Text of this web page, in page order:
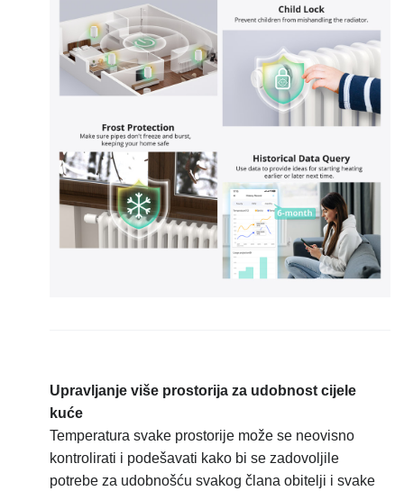
Upravljanje više prostorija za udobnost cijele
kuće
Temperatura svake prostorije može se neovisno
kontrolirati i podešavati kako bi se zadovoljile
potrebe za udobnošću svakog člana obitelji i svake